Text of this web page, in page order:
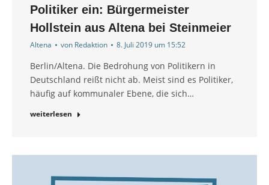
Politiker ein: Bürgermeister
Hollstein aus Altena bei Steinmeier
Altena von Redaktion 8. Juli 2019 um 15:52
Berlin/Altena. Die Bedrohung von Politikern in
Deutschland reißt nicht ab. Meist sind es Politiker,
häufig auf kommunaler Ebene, die sich…
weiterlesen